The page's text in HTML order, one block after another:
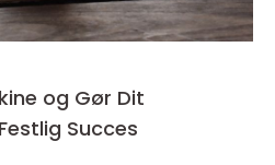
og Gør Dit
Succes